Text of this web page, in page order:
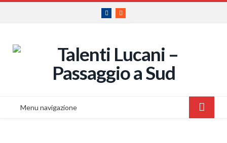
Facebook
RSS
Menu navigazione